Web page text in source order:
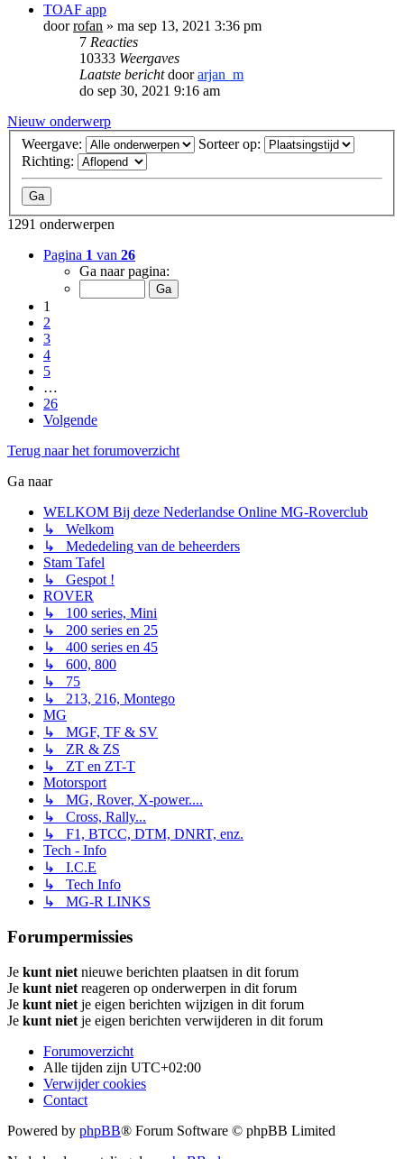
TOAF app
doorrofan » ma sep 13, 2021 3:36 pm
7 Reacties
10333 Weergaves
Laatste berichtdoorarjan_m
do sep 30, 2021 9:16 am
Nieuw onderwerp
Weergave:
Sorteer op:
Richting:
1291 onderwerpen
Pagina 1 van 26
Ga naar pagina:
1
2
3
4
5
…
26
Volgende
Terug naar het forumoverzicht
Ga naar
WELKOM Bij deze Nederlandse Online MG-Roverclub
↳ Welkom
↳ Mededeling van de beheerders
Stam Tafel
↳ Gespot !
ROVER
↳ 100 series, Mini
↳ 200 series en 25
↳ 400 series en 45
↳ 600, 800
↳ 75
↳ 213, 216, Montego
MG
↳ MGF, TF & SV
↳ ZR & ZS
↳ ZT en ZT-T
Motorsport
↳ MG, Rover, X-power....
↳ Cross, Rally...
↳ F1, BTCC, DTM, DNRT, enz.
Tech - Info
↳ I.C.E
↳ Tech Info
↳ MG-R LINKS
Forumpermissies
Je kunt niet nieuwe berichten plaatsen in dit forum
Je kunt niet reageren op onderwerpen in dit forum
Je kunt niet je eigen berichten wijzigen in dit forum
Je kunt niet je eigen berichten verwijderen in dit forum
Forumoverzicht
Alle tijden zijn UTC+02:00
Verwijder cookies
Contact
Powered by phpBB® Forum Software © phpBB Limited